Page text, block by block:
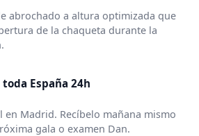
abrochado a altura optimizada que
de la chaqueta durante la
toda España 24h
en Madrid. Recíbelo mañana mismo
gala o examen Dan.